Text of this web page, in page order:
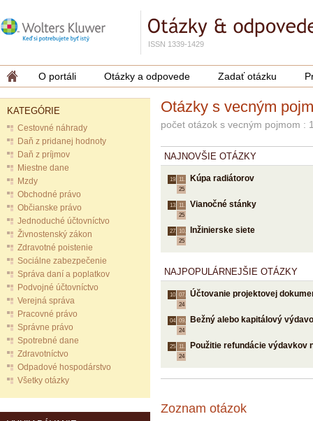
ISSN 1339-1429
O portáli Otázky a odpovede Zadať otázku
KATEGÓRIE
Cestovné náhrady
Daň z pridanej hodnoty
Daň z príjmov
Miestne dane
Mzdy
Obchodné právo
Občianske právo
Jednoduché účtovníctvo
Živnostenský zákon
Zdravotné poistenie
Sociálne zabezpečenie
Správa daní a poplatkov
Podvojné účtovníctvo
Verejná správa
Pracovné právo
Správne právo
Spotrebné dane
Zdravotníctvo
Odpadové hospodárstvo
Všetky otázky
Otázky s vecným
počet otázok s vecným pojmom :
NAJNOVŠIE OTÁZKY
19. 11.
25
Kúpa radiátorov
13. 11.
25
Vianočné stánky
27. 10.
25
Inžinierske siete
NAJPOPULÁRNEJŠIE OTÁZKY
10. 07.
24
Účtovanie projektovej
04. 09.
24
Bežný alebo kapitálový
25. 11.
24
Použitie refundácie výdavkov
Zoznam otázok